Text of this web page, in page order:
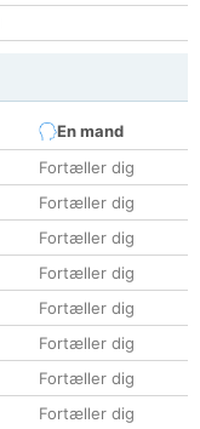
En mand
Fortæller dig
Fortæller dig
Fortæller dig
Fortæller dig
Fortæller dig
Fortæller dig
Fortæller dig
Fortæller dig